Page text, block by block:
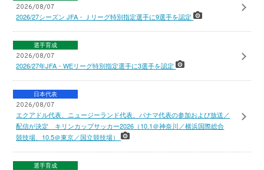
2026/08/07
2026/27シーズン JFA・Ｊリーグ特別指定選手に9選手を認定
選手育成
2026/08/07
2026/27年JFA・WEリーグ特別指定選手に3選手を認定
日本代表
2026/08/07
エクアドル代表、ニュージーランド代表、パナマ代表の参加および放送／
配信が決定 キリンカップサッカー2026（10.1＠神奈川／横浜国際総合
競技場、10.5＠東京／国立競技場）
選手育成